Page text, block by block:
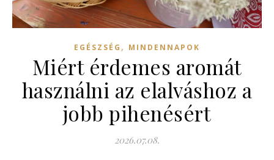
EGÉSZSÉG , MINDENNAPOK
Miért érdemes aromát
használni az elalváshoz a
jobb pihenésért
2026.07.08.